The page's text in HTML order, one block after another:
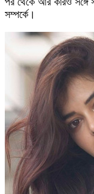
সম্পর্কে।